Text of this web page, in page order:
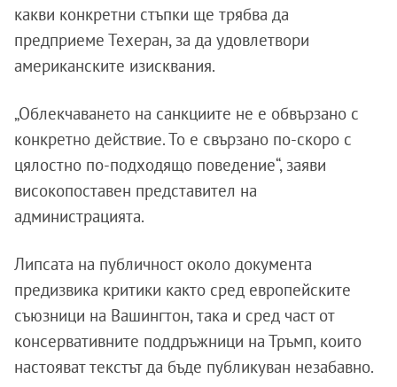
какви конкретни стъпки ще трябва да
предприеме Техеран, за да удовлетвори
американските изисквания.
„Облекчаването на санкциите не е обвързано с
конкретно действие. То е свързано по-скоро с
цялостно по-подходящо поведение“, заяви
високопоставен представител на
администрацията.
Липсата на публичност около документа
предизвика критики както сред европейските
съюзници на Вашингтон, така и сред част от
консервативните поддръжници на Тръмп, които
настояват текстът да бъде публикуван незабавно.